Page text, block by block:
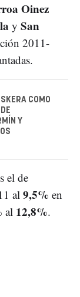
Oinez
y San
2011-
COMO
Y
el de
al9,5% en
al 12,8%.